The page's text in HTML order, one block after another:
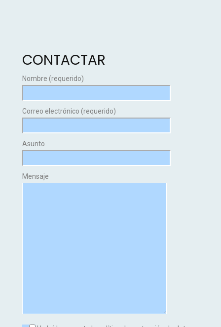
CONTACTAR
Nombre (requerido)
Correo electrónico (requerido)
Asunto
Mensaje